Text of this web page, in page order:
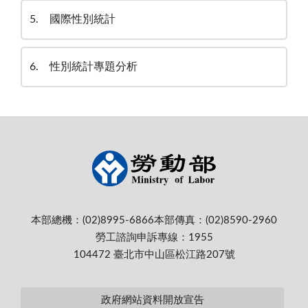
5 國際性別統計
6 性別統計專題分析
本部總機：(02)8995-6866本部傳真：(02)8590-2960
勞工諮詢申訴專線：1955
104472 臺北市中山區松江路207號
政府網站資料開放宣告